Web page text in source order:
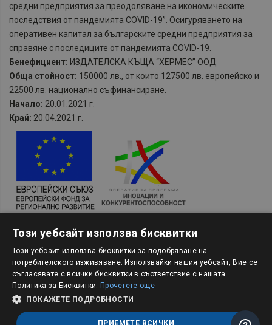
средни предприятия за преодоляване на икономическите
последствия от пандемията COVID-19”. Осигуряването на
оперативен капитал за българските средни предприятия за
справяне с последиците от пандемията COVID-19.
Бенефициент: ИЗДАТЕЛСКА КЪЩА “ХЕРМЕС” ООД
Обща стойност: 150000 лв., от които 127500 лв. европейско и
22500 лв. национално съфинансиране.
Начало: 20.01.2021 г.
Край: 20.04.2021 г.
оборотен капитал за МСП, засегнати от временните
противоепидемични мерки II”
Бенефициент (предприятие получаващо подкрепа:
ИЗДАТЕЛСКА КЪЩА “ХЕРМЕС” ООД
Общата стойност на заявлението за подкрепа:
Начало:
14.07.2021 г.
Край:
Този уебсайт използва бисквитки
Този уебсайт използва бисквитки за подобряване на
потребителското изживяване. Използвайки нашия уебсайт, Вие се
съгласявате с всички бисквитки в съответствие с нашата
Политика за Бисквитки. Прочетете още
ПОКАЖЕТЕ ПОДРОБНОСТИ
ПРИЕМЕТЕ ВСИЧКИ